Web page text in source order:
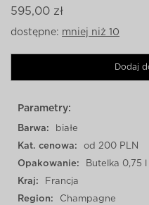
595,00 zł
dostępne: mniej niż 10
Dodaj
Parametry:
Barwa:
białe
Kat. cenowa:
od 200 PLN
Opakowanie:
Butelka 0,75 l
Kraj:
Francja
Region:
Champagne